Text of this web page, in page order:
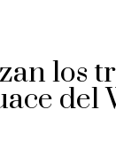
los
del